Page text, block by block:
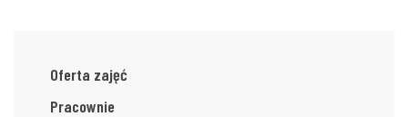
Oferta zajęć
Pracownie